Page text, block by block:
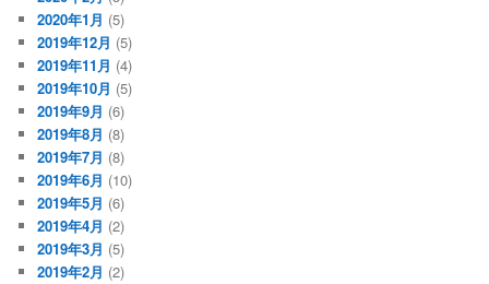
2020年1月 (5)
2019年12月 (5)
2019年11月 (4)
2019年10月 (5)
2019年9月 (6)
2019年8月 (8)
2019年7月 (8)
2019年6月 (10)
2019年5月 (6)
2019年4月 (2)
2019年3月 (5)
2019年2月 (2)